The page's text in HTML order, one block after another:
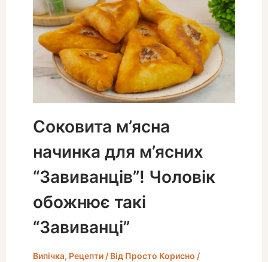
Соковита м’ясна
начинка для м’ясних
“Завиванців”! Чоловік
обожнює такі
“Завиванці”
Випічка, Рецепти/ Від Просто Корисно /